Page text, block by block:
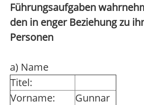
Führungsaufgaben
den in enger Beziehung zu
Personen
a) Name
Titel:
Vorname:
Gunnar